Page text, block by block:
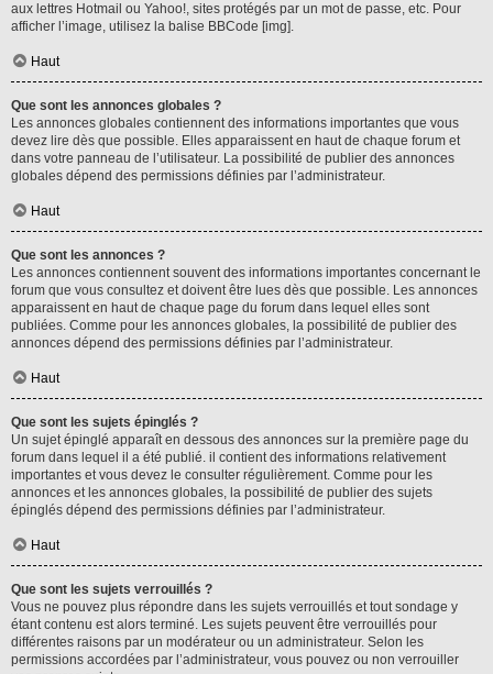
aux lettres Hotmail ou Yahoo!, sites protégés par un mot de passe, etc. Pour
afficher l’image, utilisez la balise BBCode [img].
Haut
Que sont les annonces globales ?
Les annonces globales contiennent des informations importantes que vous
devez lire dès que possible. Elles apparaissent en haut de chaque forum et
dans votre panneau de l’utilisateur. La possibilité de publier des annonces
globales dépend des permissions définies par l’administrateur.
Haut
Que sont les annonces ?
Les annonces contiennent souvent des informations importantes concernant le
forum que vous consultez et doivent être lues dès que possible. Les annonces
apparaissent en haut de chaque page du forum dans lequel elles sont
publiées. Comme pour les annonces globales, la possibilité de publier des
annonces dépend des permissions définies par l’administrateur.
Haut
Que sont les sujets épinglés ?
Un sujet épinglé apparaît en dessous des annonces sur la première page du
forum dans lequel il a été publié. il contient des informations relativement
importantes et vous devez le consulter régulièrement. Comme pour les
annonces et les annonces globales, la possibilité de publier des sujets
épinglés dépend des permissions définies par l’administrateur.
Haut
Que sont les sujets verrouillés ?
Vous ne pouvez plus répondre dans les sujets verrouillés et tout sondage y
étant contenu est alors terminé. Les sujets peuvent être verrouillés pour
différentes raisons par un modérateur ou un administrateur. Selon les
permissions accordées par l’administrateur, vous pouvez ou non verrouiller